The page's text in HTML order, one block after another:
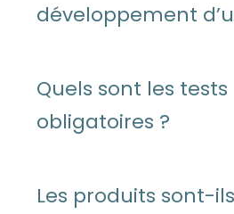
développement
Quels sont les tests
obligatoires ?
Les produits sont-